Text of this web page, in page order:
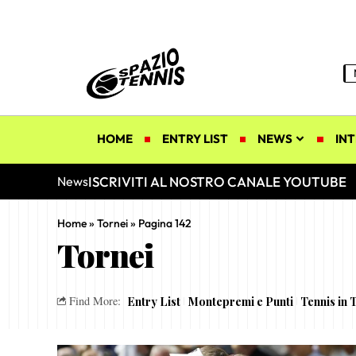
HOME ENTRY LIST NEWS
NewsISCRIVITI AL NOSTRO CANALE YOUTUBE
Home» Tornei» Pagina 142
Tornei
Find More: Entry List Montepremi e Punti Tennis in